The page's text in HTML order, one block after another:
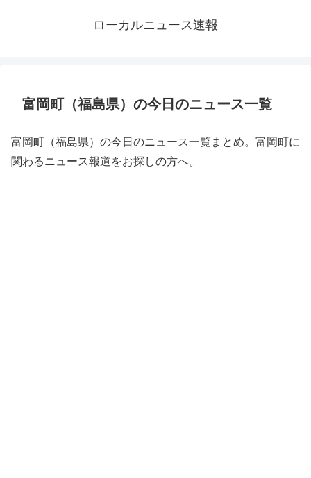
ローカルニュース速報
富岡町（福島県）の今日のニュース一覧
富岡町（福島県）の今日のニュース一覧まとめ。富岡町に
関わるニュース報道をお探しの方へ。